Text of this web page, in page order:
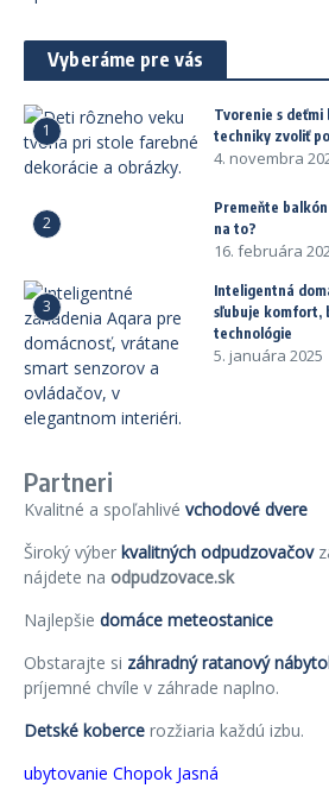
Vyberáme pre vás
1
Tvorenie s deťmi
techniky zvoliť
4. novembra
2
Premeňte
na to?
16. februára
3
Inteligentná
sľubuje komfort,
technológie
5. januára 2025
Partneri
Kvalitné a spoľahlivé vchodové dvere
Široký výber kvalitných odpudzovačov
nájdete na odpudzovace.sk
Najlepšie domáce meteostanice
Obstarajte si záhradný ratanový
príjemné chvíle v záhrade naplno.
Detské koberce rozžiaria každú izbu.
ubytovanie Chopok Jasná